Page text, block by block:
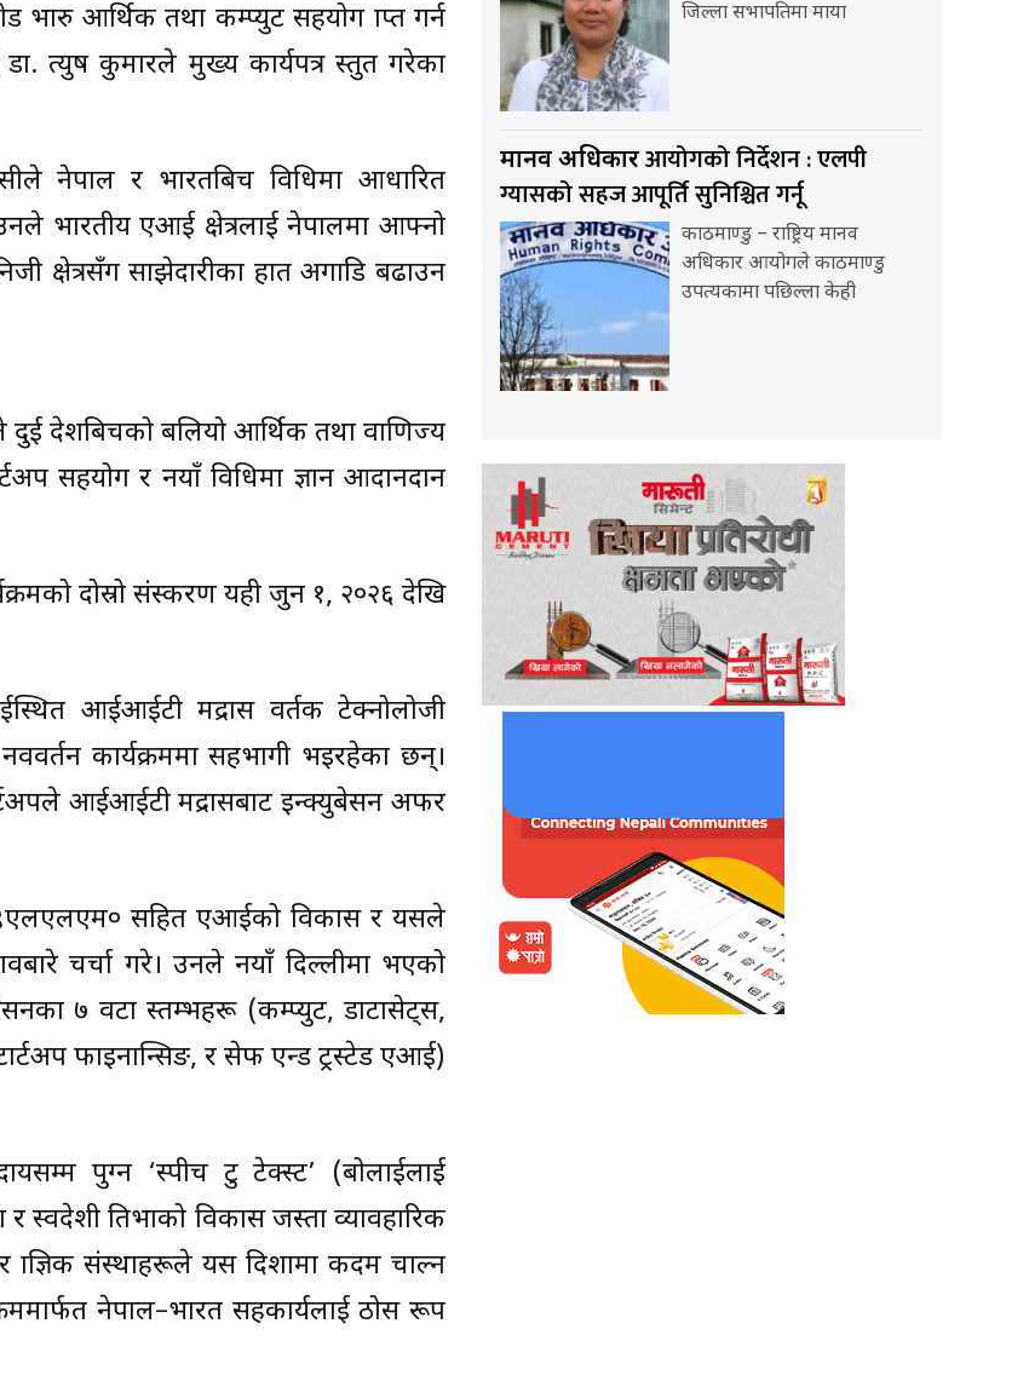
आर्थिक तथा कम्प्युट सहयोग प्राप्त गर्न
कुमारले मुख्य कार्यपत्र प्रस्तुत गरेका
नेपाल र भारतबिच प्रविधिमा आधारित
भारतीय एआई क्षेत्रलाई नेपालमा आफ्नो
क्षेत्रसँग साझेदारीका हात अगाडि बढाउन
देशबिचको बलियो आर्थिक तथा वाणिज्य
सहयोग र नयाँ प्रविधिमा ज्ञान आदानप्रदान
दोस्रो संस्करण यही जुन १, २०२६ देखि
आईआईटी मद्रास प्रवर्तक टेक्नोलोजी
कार्यक्रममा सहभागी भइरहेका छन्।
आईआईटी मद्रासबाट इन्क्युबेसन अफर
९एलएलएम० सहित एआईको विकास र यसले
चर्चा गरे। उनले नयाँ दिल्लीमा भएको
७ वटा स्तम्भहरू (कम्प्युट, डाटासेट्स,
फाइनान्सिङ, र सेफ एन्ड ट्रस्टेड एआई)
पुग्न ‘स्पीच टु टेक्स्ट’ (बोलाईलाई
स्वदेशी प्रतिभाको विकास जस्ता व्यावहारिक
संस्थाहरूले यस दिशामा कदम चाल्न
नेपाल–भारत सहकार्यलाई ठोस रूप
जिल्ला सभापतिमा माया
मानव अधिकारआयोगको निर्देशन : एलपी
ग्यासको सहज आपूर्ति सुनिश्चित गर्नू
काठमाण्डु – राष्ट्रिय मानव
अधिकार आयोगले काठमाण्डु
उपत्यकामा पछिल्ला केही